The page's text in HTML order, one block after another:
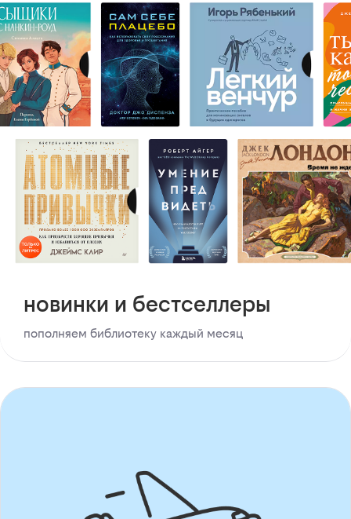
новинки и бестселлеры
пополняем библиотеку каждый месяц